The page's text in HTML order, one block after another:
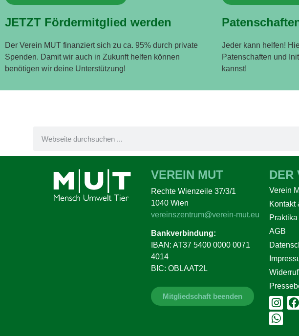
JETZT Fördermitglied werden
Der Verein MUT finanziert sich zu ca. 95% durch private
Spenden. Damit wir auch in Zukunft helfen können
benötigen wir deine Unterstützung!
Jeder kann helfen!
Patenschaften und
kannst!
VEREIN MUT
Rechte Wienzeile 37/3/1
1040 Wien
vereinszentrum@verein-mut.eu
Bankverbindung:
IBAN: AT37 5400 0000 0071
4014
BIC: OBLAAT2L
Mitgliedschaft beenden
DER
Verein
Kontakt
AGB